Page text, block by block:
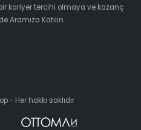
kariyer tercihi olmaya ve kazanç
Aramıza Katılın
- Her hakkı saklıdır